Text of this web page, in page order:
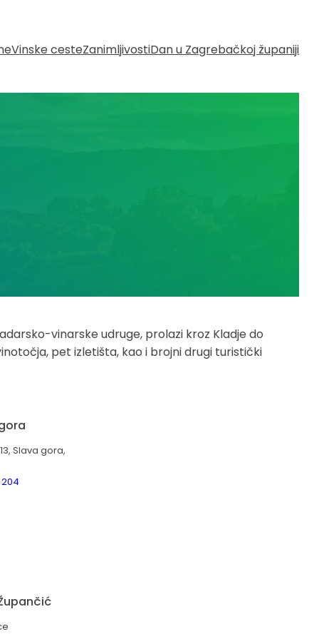
Vinske cesteZanimljivostiDan u Zagrebačkoj županiji
vinarske udruge, prolazi kroz Kladje do
pet izletišta, kao i brojni drugi turistički
Slava gora,